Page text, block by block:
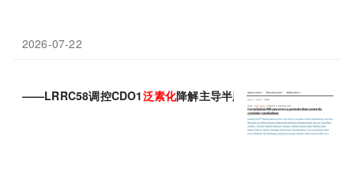
2026-07-22
——LRRC58调控CDO1泛素化降解主导半胱氨酸分解与胆汁代谢